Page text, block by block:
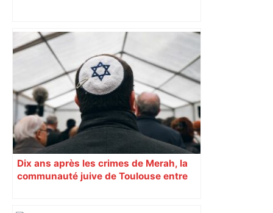
Top 14 : Perpignan mate le leader
Toulouse et quitte la dernière place –
lanouvellerepublique.fr
Dix ans après les crimes de Merah, la
communauté juive de Toulouse entre